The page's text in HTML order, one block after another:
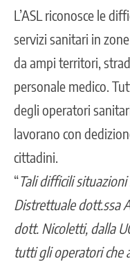
L’ASL riconosce le
servizi sanitari in
da ampi territori,
personale medico.
degli operatori
lavorano con
cittadini.
“Tali difficili
Distrettuale dott.ssa
dott. Nicoletti, dalla
tutti gli operatori che